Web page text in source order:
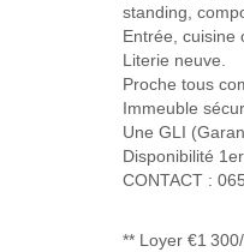
standing,
Entrée, cuisine
Literie neuve.
Proche tous
Immeuble
Une GLI
Disponibilité
CONTACT :
** Loyer €1